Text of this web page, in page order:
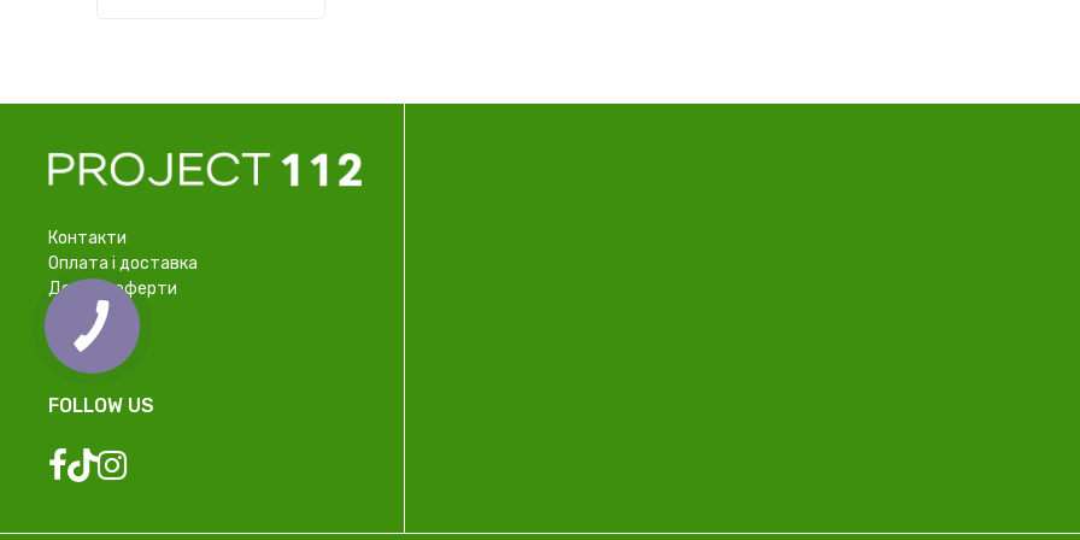
Контакти
Оплата і доставка
Договір оферти
Про нас
Співпраця
FOLLOW US